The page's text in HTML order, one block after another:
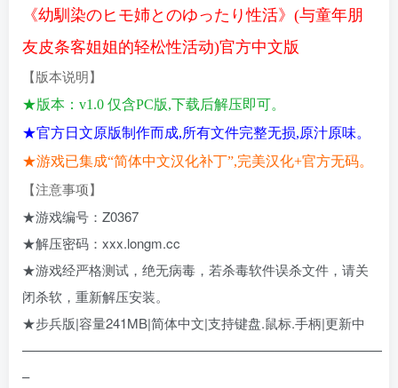
《幼馴染のヒモ姉とのゆったり性活》(与童年朋
友皮条客姐姐的轻松性活动)官方中文版
【版本说明】
★版本：v1.0 仅含PC版,下载后解压即可。
★官方日文原版制作而成,所有文件完整无损,原汁原味。
★游戏已集成“简体中文汉化补丁”,完美汉化+官方无码。
【注意事项 】
★游戏编号：Z0367
★解压密码：xxx.longm.cc
★游戏经严格测试，绝无病毒，若杀毒软件误杀文件，请关
闭杀软，重新解压安装。
★步兵版|容量241MB|简体中文|支持键盘.鼠标.手柄|更新中
———————————————————————————
–